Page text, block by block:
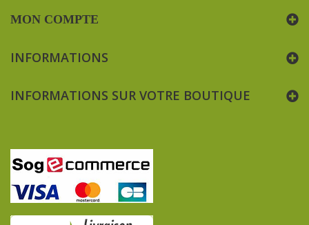
MON COMPTE
INFORMATIONS
INFORMATIONS SUR VOTRE BOUTIQUE